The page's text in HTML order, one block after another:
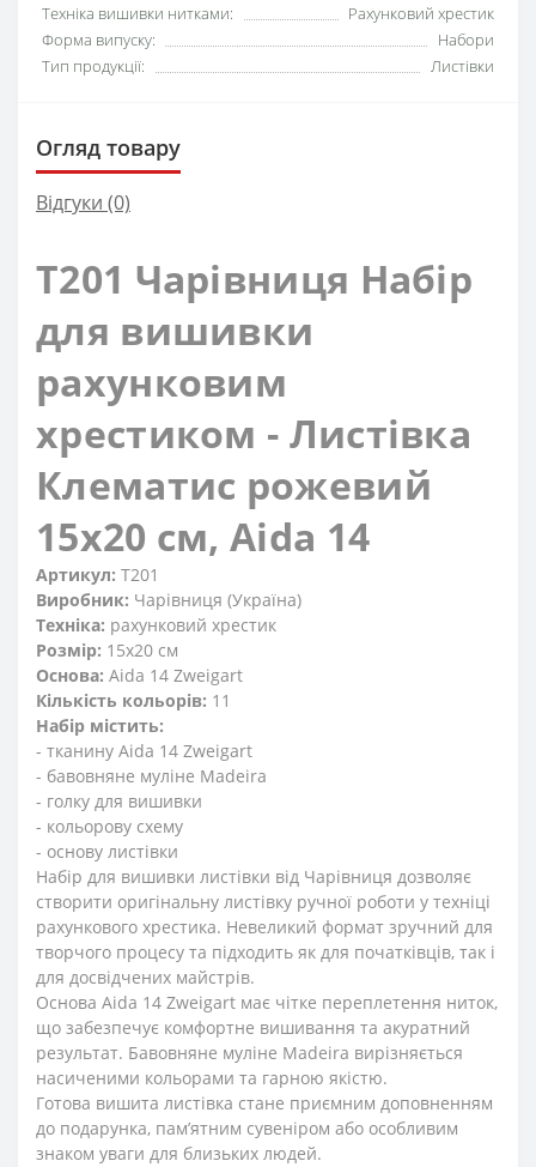
Техніка вишивки нитками:
Рахунковий хрестик
Форма випуску:
Набори
Тип продукції:
Листівки
Огляд товару
Відгуки (0)
T201 Чарівниця Набір
для вишивки
рахунковим
хрестиком - Листівка
Клематис рожевий
15x20 см, Aida 14
Артикул: T201
Виробник: Чарівниця (Україна)
Техніка: рахунковий хрестик
Розмір: 15x20 см
Основа: Aida 14 Zweigart
Кількість кольорів: 11
Набір містить:
- тканину Aida 14 Zweigart
- бавовняне муліне Madeira
- голку для вишивки
- кольорову схему
- основу листівки
Набір для вишивки листівки від Чарівниця дозволяє
створити оригінальну листівку ручної роботи у техніці
рахункового хрестика. Невеликий формат зручний для
творчого процесу та підходить як для початківців, так і
для досвідчених майстрів.
Основа Aida 14 Zweigart має чітке переплетення ниток,
що забезпечує комфортне вишивання та акуратний
результат. Бавовняне муліне Madeira вирізняється
насиченими кольорами та гарною якістю.
Готова вишита листівка стане приємним доповненням
до подарунка, пам’ятним сувеніром або особливим
знаком уваги для близьких людей.